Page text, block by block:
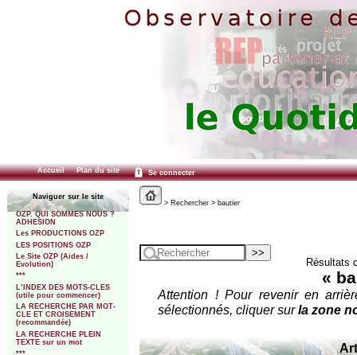
Accueil Plan du site Se connecter
Naviguer sur le site
OZP. QUI SOMMES NOUS ?
ADHESION
Les PRODUCTIONS OZP
LES POSITIONS OZP
Le Site OZP (Aides /
Evolution)
***
L’INDEX DES MOTS-CLES
(utile pour commencer)
LA RECHERCHE PAR MOT-
CLE ET CROISEMENT
(recommandée)
LA RECHERCHE PLEIN
TEXTE sur un mot
> Rechercher > bautier
Résultats
«
Attention ! Pour revenir en
sélectionnés, cliquer surla zone